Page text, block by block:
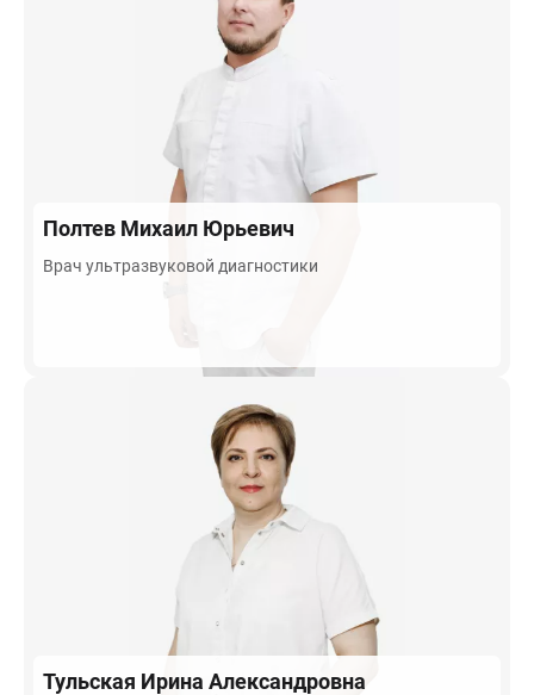
Полтев Михаил Юрьевич
Врач ультразвуковой диагностики
Тульская Ирина Александровна